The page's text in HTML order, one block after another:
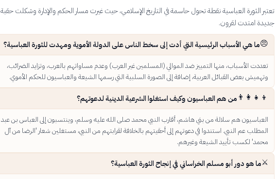
تعتبر الثورة العباسية نقطة تحول حاسمة في التاريخ الإسلامي، حيث غيرت مسار الحكم والإدارة وشكلت حقبة
جديدة امتدت لقرون.
😠ما هي الأسباب الرئيسية التي أدت إلى سخط الناس على الدولة الأموية ومهدت للثورة العباسية؟
تعددت الأسباب، منها التمييز ضد الموالي (المسلمين غير العرب) وعدم مساواتهم بالعرب، وتزايد الضرائب،
وتهميش بعض القبائل العربية، إضافة إلى الصورة السلبية التي رسمها الشيعة والعباسيون للحكم الأموي.
👨‍👩‍👧‍👦 من هم العباسيون وكيف استغلوا الشرعية الدينية لدعوتهم؟
العباسيون هم سلالة من بني هاشم، أقارب النبي محمد صلى الله عليه وسلم، وينتسبون إلى العباس بن عبد
المطلب عم النبي. استندوا في دعوتهم إلى أحقيتهم بالخلافة لقرابتهم من النبي، مستغلين شعار 'الرضا من آل
محمد' لكسب تأييد الشيعة وغيرهم.
⚔️ما هو دور أبو مسلم الخراساني في إنجاح الثورة العباسية؟